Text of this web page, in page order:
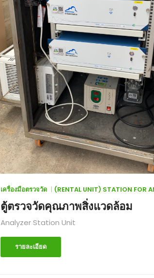
เครื่องมือตรวจวัด (RENTAL UNIT) STATION FOR
ตู้ตรวจวัดคุณภาพสิ่งแวดล้อม
Analyzer Station Unit
รายละเอียด